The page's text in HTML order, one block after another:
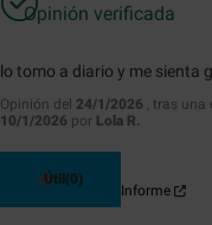
Opinión verificada
lo tomo a diario y me sienta
Opinión del 24/1/2026 , tras una
10/1/2026 por Lola R.
Útil(0)
Informe